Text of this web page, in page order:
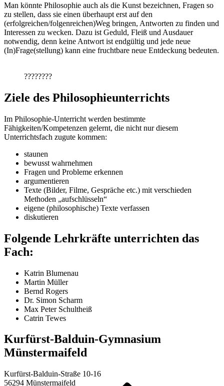
Man könnte Philosophie auch als die Kunst bezeichnen, Fragen so
zu stellen, dass sie einen überhaupt erst auf den
(erfolgreichen/folgenreichen)Weg bringen, Antworten zu finden und
Interessen zu wecken. Dazu ist Geduld, Fleiß und Ausdauer
notwendig, denn keine Antwort ist endgültig und jede neue
(In)Frage(stellung) kann eine fruchtbare neue Entdeckung bedeuten.
????????
Ziele des Philosophieunterrichts
Im Philosophie-Unterricht werden bestimmte
Fähigkeiten/Kompetenzen gelernt, die nicht nur diesem
Unterrichtsfach zugute kommen:
staunen
bewusst wahrnehmen
Fragen und Probleme erkennen
argumentieren
Texte (Bilder, Filme, Gespräche etc.) mit verschieden
Methoden „aufschlüsseln“
eigene (philosophische) Texte verfassen
diskutieren
Folgende Lehrkräfte unterrichten das
Fach:
Katrin Blumenau
Martin Müller
Bernd Rogers
Dr. Simon Scharm
Max Peter Schultheiß
Catrin Tewes
Kurfürst-Balduin-Gymnasium
Münstermaifeld
Kurfürst-Balduin-Straße 10-16
56294 Münstermaifeld